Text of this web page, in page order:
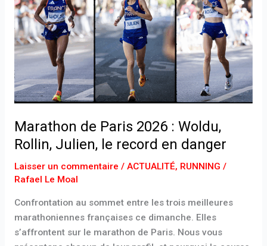
Marathon de Paris 2026 : Woldu,
Rollin, Julien, le record en danger
Laisser un commentaire / ACTUALITÉ, RUNNING /
Rafael Le Moal
Confrontation au sommet entre les trois meilleures
marathoniennes françaises ce dimanche. Elles
s’affrontent sur le marathon de Paris. Nous vous
Paris
2026
:
Woldu,
Julien,
le
en
danger